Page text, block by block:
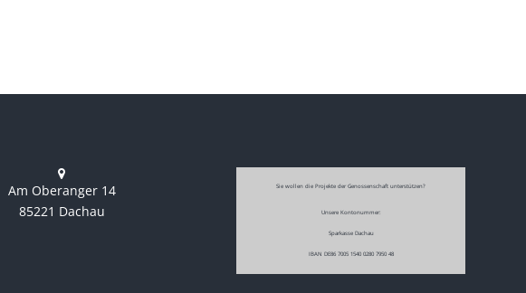
Am Oberanger 14
85221 Dachau
Sie wollen die Projekte der Genossenschaft unterstützen?
Unsere Kontonummer:
Sparkasse Dachau
IBAN DE86 7005 1540 0280 7950 48